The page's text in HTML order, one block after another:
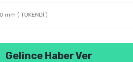
Gelince Haber Ver